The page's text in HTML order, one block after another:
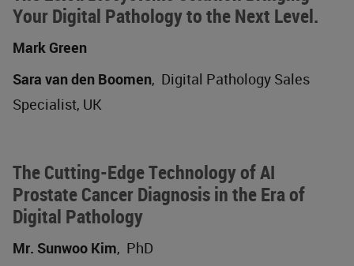
Your Digital Pathology to the Next Level.
Mark Green
Sara van den Boomen, Digital Pathology Sales
Specialist, UK
The Cutting-Edge Technology of AI
Prostate Cancer Diagnosis in the Era of
Digital Pathology
Mr. Sunwoo Kim, PhD